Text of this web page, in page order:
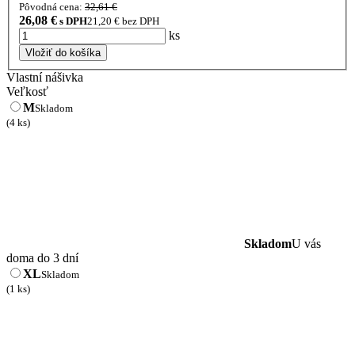
Pôvodná cena: 32,61 €
26,08 € s DPH21,20 € bez DPH
ks
Vložiť do košíka
Vlastní nášivka
Veľkosť
MSkladom
(4 ks)
SkladomU vás
doma do 3 dní
XLSkladom
(1 ks)